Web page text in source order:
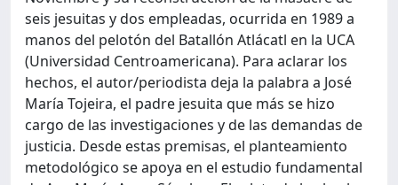
seis jesuitas y dos empleadas, ocurrida en 1989 a
manos del pelotón del Batallón Atlácatl en la UCA
(Universidad Centroamericana). Para aclarar los
hechos, el autor/periodista deja la palabra a José
María Tojeira, el padre jesuita que más se hizo
cargo de las investigaciones y de las demandas de
justicia. Desde estas premisas, el planteamiento
metodológico se apoya en el estudio fundamental